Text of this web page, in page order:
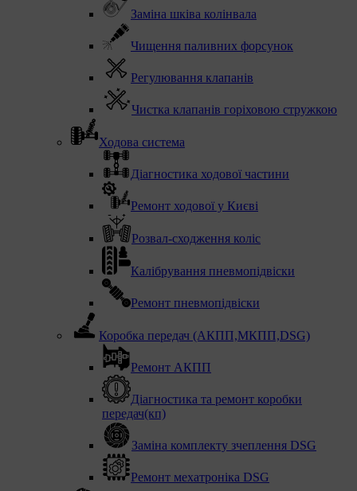
Заміна шківа колінвала
Чищення паливних форсунок
Регулювання клапанів
Чистка клапанів горіховою стружкою
Ходова система
Діагностика ходової частини
Ремонт ходової у Києві
Розвал-сходження коліс
Калібрування пневмопідвіски
Ремонт пневмопідвіски
Коробка передач (АКПП,МКПП,DSG)
Ремонт АКПП
Діагностика та ремонт коробки
передач(кп)
Заміна комплекту зчеплення DSG
Ремонт мехатроніка DSG